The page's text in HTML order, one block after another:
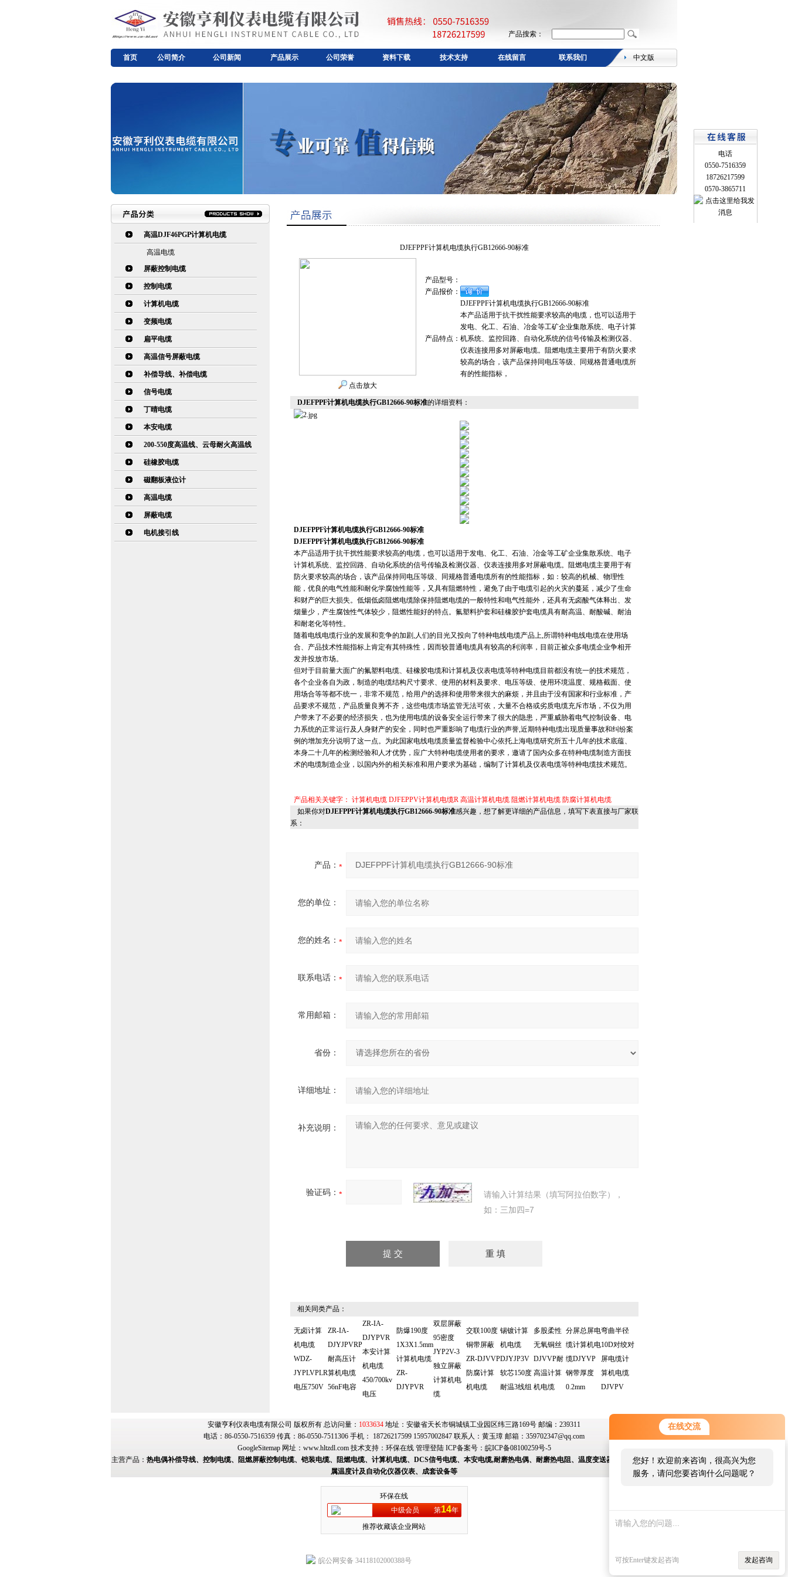
在线交流
您好！欢迎前来咨询，很高兴为您
服务，请问您要咨询什么问题呢？
可按Enter键发起咨询 发起咨询
产品搜索：
首页 公司简介 公司新闻 产品展示 公司荣誉 资料下载 技术支持 在线留言 联系我们 中文版
高温DJF46PGP计算机电缆
高温电缆
屏蔽控制电缆
控制电缆
计算机电缆
变频电缆
扁平电缆
高温信号屏蔽电缆
补偿导线、补偿电缆
信号电缆
丁晴电缆
本安电缆
200-550度高温线、云母耐火高温线
硅橡胶电缆
磁翻板液位计
高温电缆
屏蔽电缆
电机接引线
DJEFPPF计算机电缆执行GB12666-90标准
点击放大
产品型号：
产品报价：
产品特点：
DJEFPPF计算机电缆执行GB12666-90标准
本产品适用于抗干扰性能要求较高的电缆，也可以适用于
发电、化工、石油、冶金等工矿企业集散系统、电子计算
机系统、监控回路、自动化系统的信号传输及检测仪器、
仪表连接用多对屏蔽电缆。阻燃电缆主要用于有防火要求
较高的场合，该产品保持同电压等级、同规格普通电缆所
有的性能指标，
DJEFPPF计算机电缆执行GB12666-90标准的详细资料：
DJEFPPF计算机电缆执行GB12666-90标准
DJEFPPF计算机电缆执行GB12666-90标准
本产品适用于抗干扰性能要求较高的电缆，也可以适用于发电、化工、石油、冶金等工矿企业集散系统、电子
计算机系统、监控回路、自动化系统的信号传输及检测仪器、仪表连接用多对屏蔽电缆。阻燃电缆主要用于有
防火要求较高的场合，该产品保持同电压等级、同规格普通电缆所有的性能指标，如：较高的机械、物理性
能，优良的电气性能和耐化学腐蚀性能等，又具有阻燃特性，避免了由于电缆引起的火灾的蔓延，减少了生命
和财产的巨大损失。低烟低卤阻燃电缆除保持阻燃电缆的一般特性和电气性能外，还具有无卤酸气体释出、发
烟量少，产生腐蚀性气体较少，阻燃性能好的特点。氟塑料护套和硅橡胶护套电缆具有耐高温、耐酸碱、耐油
和耐老化等特性。
随着电线电缆行业的发展和竞争的加剧,人们的目光又投向了特种电线电缆产品上,所谓特种电线电缆在使用场
合、产品技术性能指标上肯定有其特殊性，因而较普通电缆具有较高的利润率，目前正被众多电缆企业争相开
发并投放市场。
但对于目前量大面广的氟塑料电缆、硅橡胶电缆和计算机及仪表电缆等特种电缆目前都没有统一的技术规范，
各个企业各自为政，制造的电缆结构尺寸要求、使用的材料及要求、电压等级、使用环境温度、规格截面、使
用场合等等都不统一，非常不规范，给用户的选择和使用带来很大的麻烦，并且由于没有国家和行业标准，产
品要求不规范，产品质量良莠不齐，这些电缆市场监管无法可依，大量不合格或劣质电缆充斥市场，不仅为用
户带来了不必要的经济损失，也为使用电缆的设备安全运行带来了很大的隐患，严重威胁着电气控制设备、电
力系统的正常运行及人身财产的安全，同时也严重影响了电缆行业的声誉,近期特种电缆出现质量事故和纠纷案
例的增加充分说明了这一点。为此国家电线电缆质量监督检验中心依托上海电缆研究所五十几年的技术底蕴、
本身二十几年的检测经验和人才优势，应广大特种电缆使用者的要求，邀请了国内众多在特种电缆制造方面技
术的电缆制造企业，以国内外的相关标准和用户要求为基础，编制了计算机及仪表电缆等特种电缆技术规范。
产品相关关键字： 计算机电缆 DJFEPPV计算机电缆R 高温计算机电缆 阻燃计算机电缆 防腐计算机电缆
如果你对DJEFPPF计算机电缆执行GB12666-90标准感兴趣，想了解更详细的产品信息，填写下表直接与厂家联
系：
产品：
您的单位：
您的姓名：
联系电话：
常用邮箱：
省份：
详细地址：
补充说明：
验证码：
请输入计算结果（填写阿拉伯数字），
如：三加四=7
相关同类产品：
无卤计算
机电缆
WDZ-
JYPLVPLR
电压750V
ZR-IA-
DJYJPVRP
耐高压计
算机电缆
56nF电容
ZR-IA-
DJYPVR
本安计算
机电缆
450/700kv
电压
防爆190度
1X3X1.5mm
计算机电缆
ZR-
DJYPVR
双层屏蔽
95密度
JYP2V-3
独立屏蔽
计算机电
缆
交联100度
铜带屏蔽
ZR-DJVVP
防腐计算
机电缆
锡镀计算
机电缆
DJYJP3V
软芯150度
耐温3线组
多股柔性
无氧铜丝
DJVVP耐
高温计算
机电缆
分屏总屏电
缆计算机电
缆DJYVP
钢带厚度
0.2mm
弯曲半径
10D对绞对
屏电缆计
算机电缆
DJVPV
安徽亨利仪表电缆有限公司 版权所有 总访问量： 1033634 地址：安徽省天长市铜城镇工业园区纬三路169号 邮编：239311
电话：86-0550-7516359 传真：86-0550-7511306 手机： 18726217599 15957002847 联系人：黄玉璋 邮箱： 359702347@qq.com
GoogleSitemap网址： www.hltzdl.com技术支持： 环保在线 管理登陆ICP备案号： 皖ICP备08100259号-5
主营产品： 热电偶补偿导线、控制电缆、阻燃屏蔽控制电缆、铠装电缆、阻燃电缆、计算机电缆、DCS信号电缆、本安电缆,耐磨热电偶、耐磨热电阻、温度变送器、变送器模块、双金
属温度计及自动化仪器仪表、成套设备等
电话
0550-7516359
18726217599
0570-3865711
环保在线
中级会员
第14年
推荐收藏该企业网站
皖公网安备 34118102000388号